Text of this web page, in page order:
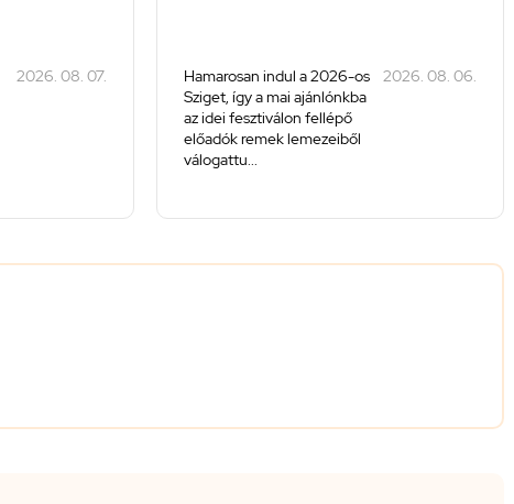
2026. 08. 07.
Hamarosan indul a 2026-os
Sziget, így a mai ajánlónkba
az idei fesztiválon fellépő
előadók remek lemezeiből
válogattu...
2026. 08. 06.